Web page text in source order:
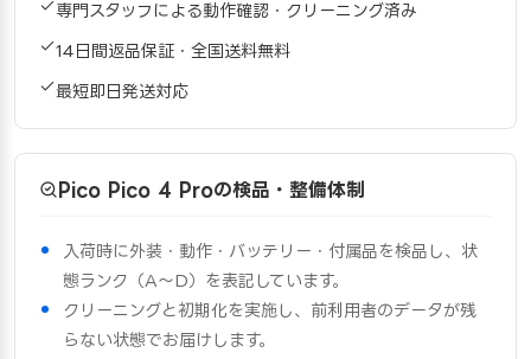
専門スタッフによる動作確認・クリーニング済み
14日間返品保証・全国送料無料
最短即日発送対応
Pico Pico 4 Proの検品・整備体制
入荷時に外装・動作・バッテリー・付属品を検品し、状
態ランク（A〜D）を表記しています。
クリーニングと初期化を実施し、前利用者のデータが残
らない状態でお届けします。